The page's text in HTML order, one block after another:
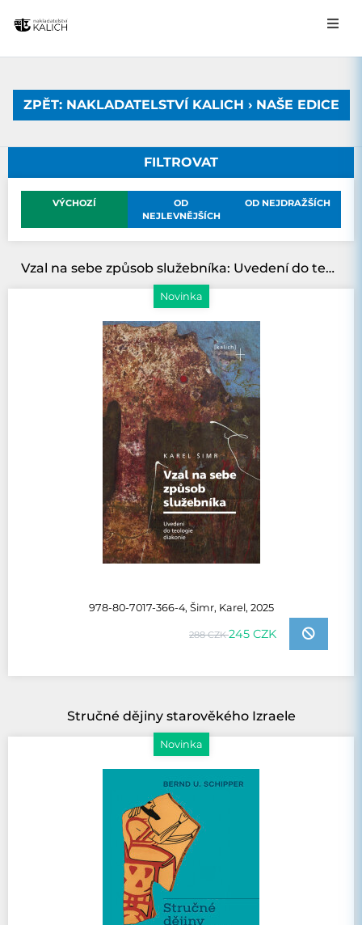
ZPĚT: NAKLADATELSTVÍ KALICH › NAŠE EDICE
FILTROVAT
VÝCHOZÍ
OD
NEJLEVNĚJŠÍCH
OD NEJDRAŽŠÍCH
Novinka
Vzal na sebe způsob služebníka: Uvedení do teologie diakonie
978-80-7017-366-4, Šimr, Karel, 2025
288 CZK245 CZK
Novinka
Stručné dějiny starověkého Izraele